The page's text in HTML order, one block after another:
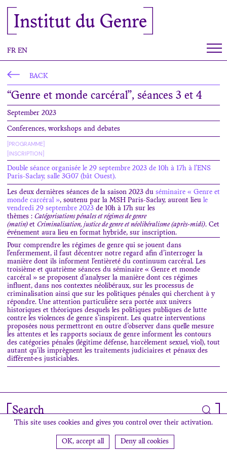
Institut du Genre
FR EN
BACK
“Genre et monde carcéral”, séances 3 et 4
September 2023
Conferences, workshops and debates
[PROGRAMME]
[INSCRIPTION]
Double séance organisée le 29 septembre 2023 de 10h à 17h à l’ENS
Paris-Saclay, salle 3G07 (bât Ouest).
Les deux dernières séances de la saison 2023 du séminaire « Genre et
monde carcéral », soutenu par la MSH Paris-Saclay, auront lieu le
vendredi 29 septembre 2023 de 10h à 17h sur les
thèmes : Catégorisations pénales et régimes de genre
(matin) et Criminalisation, justice de genre et néolibéralisme (après-midi). Cet
événement aura lieu en format hybride, sur inscription.
Pour comprendre les régimes de genre qui se jouent dans
l’enfermement, il faut décentrer notre regard afin d’interroger la
manière dont ils informent l’entièreté du continuum carcéral. Les
troisième et quatrième séances du séminaire « Genre et monde
carcéral » se proposent d’analyser la manière dont ces régimes
influent, dans nos contextes néolibéraux, sur les processus de
criminalisation ainsi que sur les politiques pénales qui cherchent à y
répondre. Une attention particulière sera portée aux univers
historiques et théoriques desquels les politiques publiques de lutte
contre les violences de genre s’inspirent. Les quatre interventions
proposées nous permettront en outre d’observer dans quelle mesure
les attentes et les rapports sociaux de genre informent les contours
des catégories pénales (légitime défense, harcèlement sexuel, viol), tout
autant qu’ils imprègnent les traitements judiciaires et pénaux des
différent·e·s justiciables.
Search
This site uses cookies and gives you control over their activation.
OK, accept all Deny all cookies